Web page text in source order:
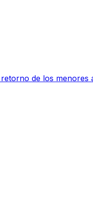
de los menores